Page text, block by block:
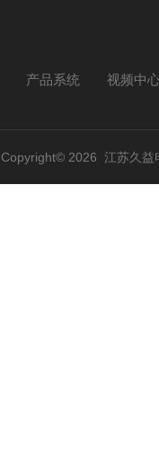
产品系统 视频中
Copyright© 2026 江苏久